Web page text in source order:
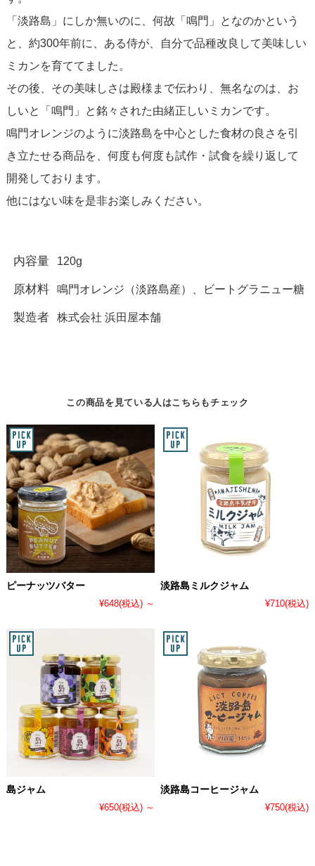
「淡路島」にしか無いのに、何故「鳴門」となのかという
と、約300年前に、ある侍が、自分で品種改良して美味しい
ミカンを育ててました。
その後、その美味しさは殿様まで伝わり、無名なのは、お
しいと「鳴門」と銘々された由緒正しいミカンです。
鳴門オレンジのように淡路島を中心とした食材の良さを引
き立たせる商品を、何度も何度も試作・試食を繰り返して
開発しております。
他にはない味を是非お楽しみください。
内容量 120g
原材料 鳴門オレンジ（淡路島産）、ビートグラニュー糖
製造者 株式会社 浜田屋本舗
この商品を見ている人はこちらもチェック
ピーナッツバター
¥648(税込) ～
淡路島ミルクジャム
¥710(税込)
島ジャム
¥650(税込) ～
淡路島コーヒージャム
¥750(税込)